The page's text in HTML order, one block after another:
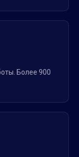
Более 900